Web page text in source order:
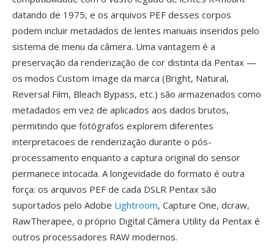
datando de 1975, e os arquivos PEF desses corpos
podem incluir metadados de lentes manuais inseridos pelo
sistema de menu da câmera. Uma vantagem é a
preservação da renderização de cor distinta da Pentax —
os modos Custom Image da marca (Bright, Natural,
Reversal Film, Bleach Bypass, etc.) são armazenados como
metadados em vez de aplicados aos dados brutos,
permitindo que fotógrafos explorem diferentes
interpretacoes de renderização durante o pós-
processamento enquanto a captura original do sensor
permanece intocada. A longevidade do formato é outra
força: os arquivos PEF de cada DSLR Pentax são
suportados pelo Adobe Lightroom, Capture One, dcraw,
RawTherapee, o próprio Digital Câmera Utility da Pentax é
outros processadores RAW modernos.